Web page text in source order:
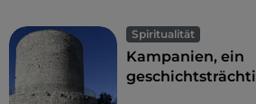
Spiritualität
Kampanien, ein